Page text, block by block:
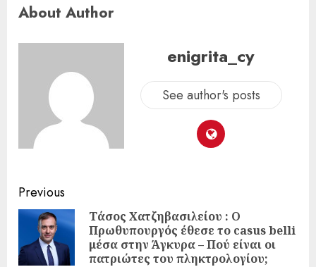
About Author
enigrita_cy
See author's posts
Previous
Τάσος Χατζηβασιλείου : Ο
Πρωθυπουργός έθεσε το casus belli
μέσα στην Άγκυρα – Πού είναι οι
πατριώτες του πληκτρολογίου;